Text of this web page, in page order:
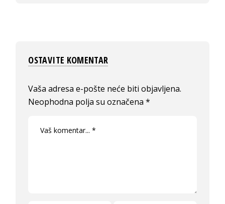
OSTAVITE KOMENTAR
Vaša adresa e-pošte neće biti objavljena.
Neophodna polja su označena*